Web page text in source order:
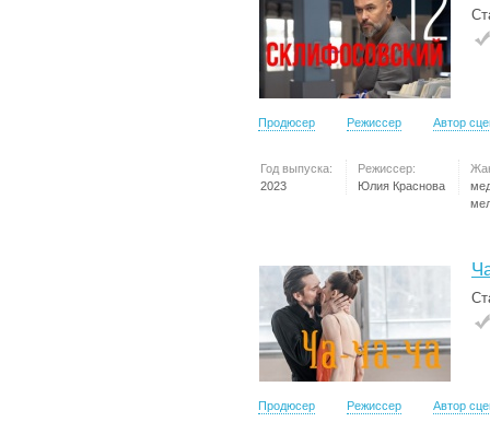
Продюсер Режиссер Автор
Год выпуска:
2023
Режиссер:
Юлия Краснова
Продюсер Режиссер Автор